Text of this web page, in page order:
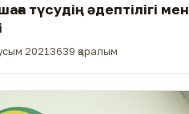
түсудің әдептілігі мен
20213639 қаралым